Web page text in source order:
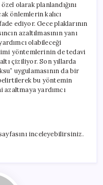
olarak planlandığını
önlemlerin kalıcı
ediyor. Gece plaklarının
azaltılmasının yanı
olabileceği
yöntemlerinin de tedavi
çiziliyor. Son yıllarda
uygulamasının da bir
bu yöntemin
azaltmaya yardımcı
inceleyebilirsiniz.